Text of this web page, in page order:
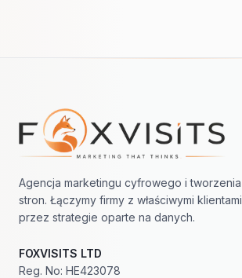
Nawigacja w stopce
Agencja marketingu cyfrowego i tworzenia
stron. Łączymy firmy z właściwymi klientami
przez strategie oparte na danych.
FOXVISITS LTD
Reg. No: HE423078